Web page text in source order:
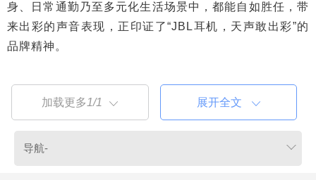
身、日常通勤乃至多元化生活场景中，都能自如胜任，带
来出彩的声音表现，正印证了“JBL耳机，天声敢出彩”的
品牌精神。
加载更多 1/1 展开全文